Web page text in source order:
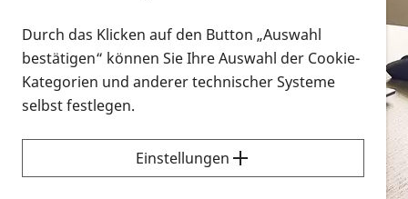
Vorlesen
Alle Infomaterialien in verschiedenen
Formaten an einem Ort
Sie möchten wissen, wie Sie nach Infonmaterial
suchen und dieses bestellen bzw. herunterladen
können? Schauen Sie sich dieErklärvideos zum
Durch das Klicken auf den Button „Auswahl
bestätigen“ können Sie Ihre Auswahl der Cookie-
Kategorien und anderer technischer Systeme
selbst festlegen.
Einstellungen